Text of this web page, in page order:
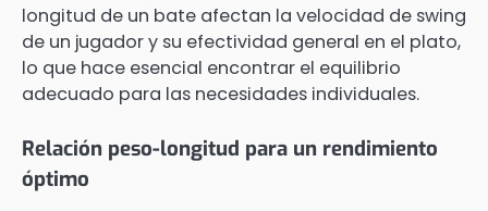
longitud de un bate afectan la velocidad de swing
de un jugador y su efectividad general en el plato,
lo que hace esencial encontrar el equilibrio
adecuado para las necesidades individuales.
Relación peso-longitud para un rendimiento
óptimo